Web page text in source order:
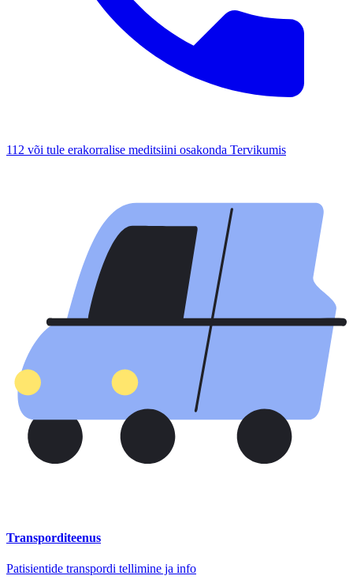
112 või tule erakorralise meditsiini osakonda Tervikumis
Transporditeenus
Patisientide transpordi tellimine ja info